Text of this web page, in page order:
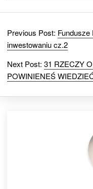
Previous Post:
inwestowaniu cz.2
Next Post: 31 RZECZY
POWINIENEŚ